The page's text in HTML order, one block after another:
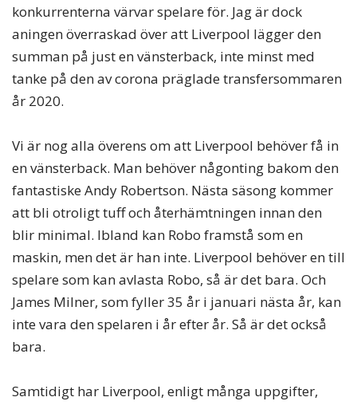
konkurrenterna värvar spelare för. Jag är dock
aningen överraskad över att Liverpool lägger den
summan på just en vänsterback, inte minst med
tanke på den av corona präglade transfersommaren
år 2020.
Vi är nog alla överens om att Liverpool behöver få in
en vänsterback. Man behöver någonting bakom den
fantastiske Andy Robertson. Nästa säsong kommer
att bli otroligt tuff och återhämtningen innan den
blir minimal. Ibland kan Robo framstå som en
maskin, men det är han inte. Liverpool behöver en till
spelare som kan avlasta Robo, så är det bara. Och
James Milner, som fyller 35 år i januari nästa år, kan
inte vara den spelaren i år efter år. Så är det också
bara.
Samtidigt har Liverpool, enligt många uppgifter,